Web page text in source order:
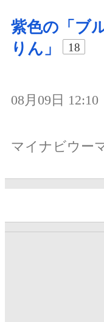
紫色の「ブ
りん」
18
08月09日 12:10
マイナビウー